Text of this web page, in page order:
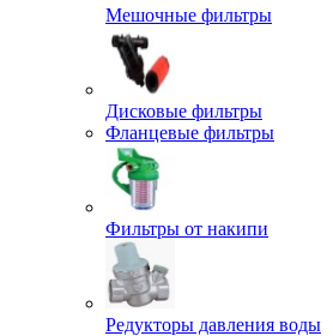
Мешочные фильтры
Дисковые фильтры
Фланцевые фильтры
Фильтры от накипи
Редукторы давления воды